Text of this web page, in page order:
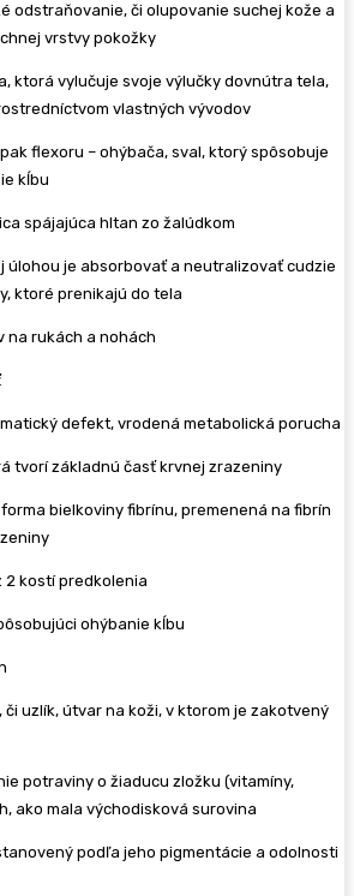
odstraňovanie, či olupovanie suchej kože a
vrstvy pokožky
ktorá vylučuje svoje výlučky dovnútra tela,
vlastných vývodov
flexoru – ohýbača, sval, ktorý spôsobuje
kĺbu
spájajúca hltan zo žalúdkom
úlohou je absorbovať a neutralizovať cudzie
ktoré prenikajú do tela
na rukách a nohách
defekt, vrodená metabolická porucha
tvorí základnú časť krvnej zrazeniny
bielkoviny fibrínu, premenená na fibrín
2 kostí predkolenia
ohýbanie kĺbu
či uzlík, útvar na koži, v ktorom je zakotvený
potraviny o žiaducu zložku (vitamíny,
ako mala východisková surovina
podľa jeho pigmentácie a odolnosti